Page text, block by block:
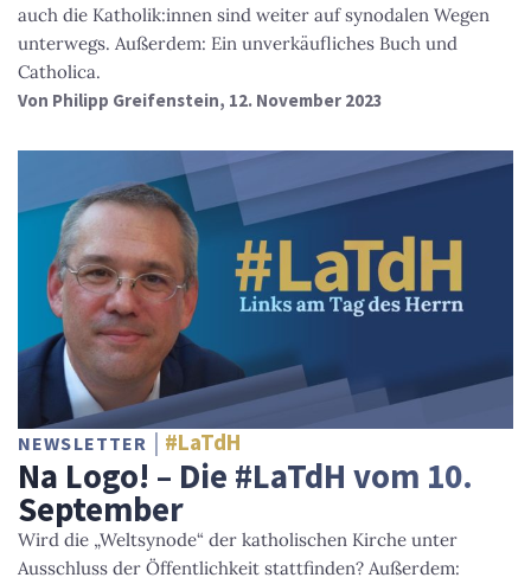
auch die Katholik:innen sind weiter auf synodalen Wegen
unterwegs. Außerdem: Ein unverkäufliches Buch und
Catholica.
Von Philipp Greifenstein, 12. November 2023
NEWSLETTER #LaTdH
Na Logo! – Die #LaTdH vom 10.
September
Wird die „Weltsynode“ der katholischen Kirche unter
Ausschluss der Öffentlichkeit stattfinden? Außerdem: